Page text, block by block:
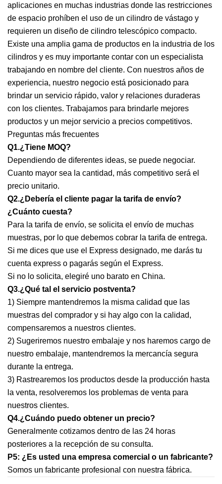
aplicaciones en muchas industrias donde las restricciones
de espacio prohíben el uso de un cilindro de vástago y
requieren un diseño de cilindro telescópico compacto.
Existe una amplia gama de productos en la industria de los
cilindros y es muy importante contar con un especialista
trabajando en nombre del cliente. Con nuestros años de
experiencia, nuestro negocio está posicionado para
brindar un servicio rápido, valor y relaciones duraderas
con los clientes. Trabajamos para brindarle mejores
productos y un mejor servicio a precios competitivos.
Preguntas más frecuentes
Q1.¿Tiene MOQ?
Dependiendo de diferentes ideas, se puede negociar.
Cuanto mayor sea la cantidad, más competitivo será el
precio unitario.
Q2.¿Debería el cliente pagar la tarifa de envío?
¿Cuánto cuesta?
Para la tarifa de envío, se solicita el envío de muchas
muestras, por lo que debemos cobrar la tarifa de entrega.
Si me dices que use el Express designado, me darás tu
cuenta express o pagarás según el Express.
Si no lo solicita, elegiré uno barato en China.
Q3.¿Qué tal el servicio postventa?
1) Siempre mantendremos la misma calidad que las
muestras del comprador y si hay algo con la calidad,
compensaremos a nuestros clientes.
2) Sugeriremos nuestro embalaje y nos haremos cargo de
nuestro embalaje, mantendremos la mercancía segura
durante la entrega.
3) Rastrearemos los productos desde la producción hasta
la venta, resolveremos los problemas de venta para
nuestros clientes.
Q4.¿Cuándo puedo obtener un precio?
Generalmente cotizamos dentro de las 24 horas
posteriores a la recepción de su consulta.
P5: ¿Es usted una empresa comercial o un fabricante?
Somos un fabricante profesional con nuestra fábrica.